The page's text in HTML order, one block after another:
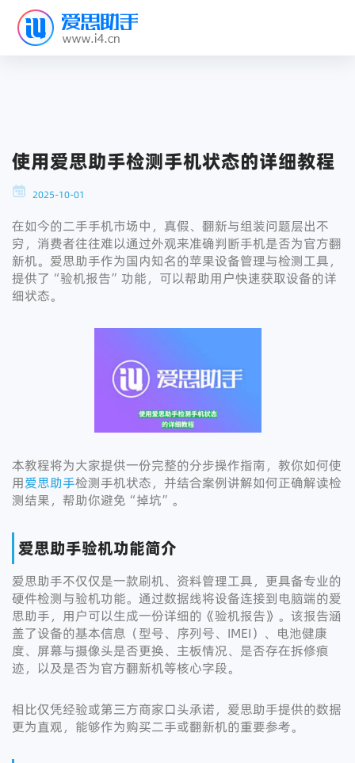
使用爱思助手检测手机状态的详细教程
2025-10-01
在如今的二手手机市场中，真假、翻新与组装问题层出不
穷，消费者往往难以通过外观来准确判断手机是否为官方翻
新机。爱思助手作为国内知名的苹果设备管理与检测工具，
提供了“验机报告”功能，可以帮助用户快速获取设备的详
细状态。
本教程将为大家提供一份完整的分步操作指南，教你如何使
用爱思助手检测手机状态，并结合案例讲解如何正确解读检
测结果，帮助你避免“掉坑”。
爱思助手验机功能简介
爱思助手不仅仅是一款刷机、资料管理工具，更具备专业的
硬件检测与验机功能。通过数据线将设备连接到电脑端的爱
思助手，用户可以生成一份详细的《验机报告》。该报告涵
盖了设备的基本信息（型号、序列号、IMEI）、电池健康
度、屏幕与摄像头是否更换、主板情况、是否存在拆修痕
迹，以及是否为官方翻新机等核心字段。
相比仅凭经验或第三方商家口头承诺，爱思助手提供的数据
更为直观，能够作为购买二手或翻新机的重要参考。